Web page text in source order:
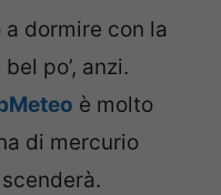
dormire con la
po’, anzi.
è molto
di mercurio